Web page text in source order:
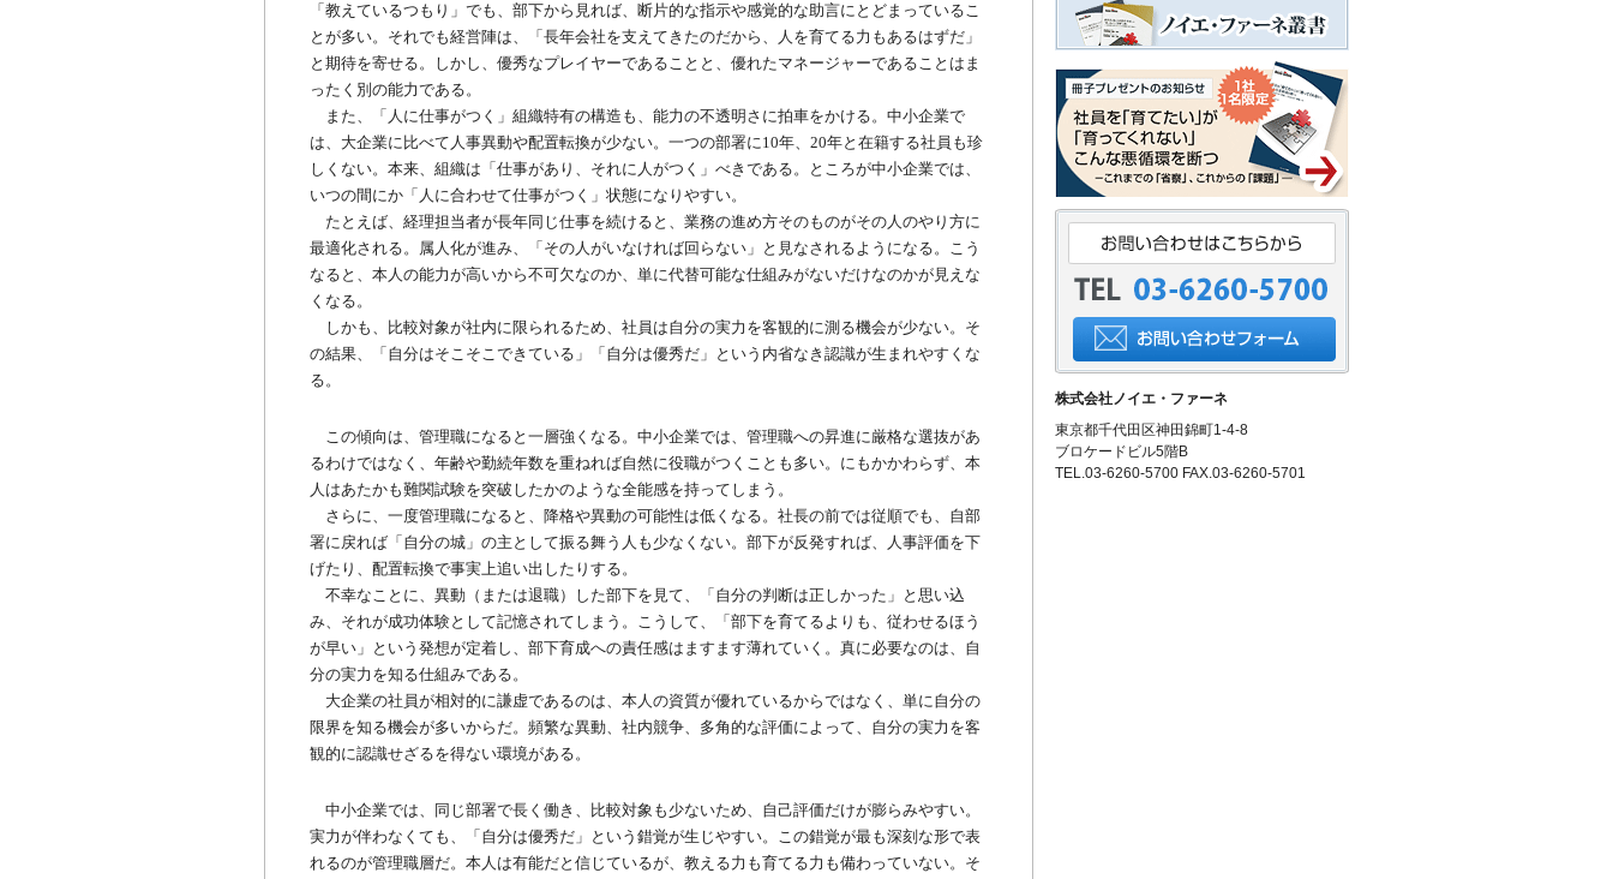
株式会社ノイエ・ファーネ
東京都千代田区神田錦町1-4-8
ブロケードビル5階B
TEL.03-6260-5700 FAX.03-6260-5701
「教えているつもり」でも、部下から見れば、断片的な指示や感覚的な助言にとどまっているこ
とが多い。それでも経営陣は、「長年会社を支えてきたのだから、人を育てる力もあるはずだ」
と期待を寄せる。しかし、優秀なプレイヤーであることと、優れたマネージャーであることはま
ったく別の能力である。
また、「人に仕事がつく」組織特有の構造も、能力の不透明さに拍車をかける。中小企業で
は、大企業に比べて人事異動や配置転換が少ない。一つの部署に10年、20年と在籍する社員も珍
しくない。本来、組織は「仕事があり、それに人がつく」べきである。ところが中小企業では、
いつの間にか「人に合わせて仕事がつく」状態になりやすい。
たとえば、経理担当者が長年同じ仕事を続けると、業務の進め方そのものがその人のやり方に
最適化される。属人化が進み、「その人がいなければ回らない」と見なされるようになる。こう
なると、本人の能力が高いから不可欠なのか、単に代替可能な仕組みがないだけなのかが見えな
くなる。
しかも、比較対象が社内に限られるため、社員は自分の実力を客観的に測る機会が少ない。そ
の結果、「自分はそこそこできている」「自分は優秀だ」という内省なき認識が生まれやすくな
る。
この傾向は、管理職になると一層強くなる。中小企業では、管理職への昇進に厳格な選抜があ
るわけではなく、年齢や勤続年数を重ねれば自然に役職がつくことも多い。にもかかわらず、本
人はあたかも難関試験を突破したかのような全能感を持ってしまう。
さらに、一度管理職になると、降格や異動の可能性は低くなる。社長の前では従順でも、自部
署に戻れば「自分の城」の主として振る舞う人も少なくない。部下が反発すれば、人事評価を下
げたり、配置転換で事実上追い出したりする。
不幸なことに、異動（または退職）した部下を見て、「自分の判断は正しかった」と思い込
み、それが成功体験として記憶されてしまう。こうして、「部下を育てるよりも、従わせるほう
が早い」という発想が定着し、部下育成への責任感はますます薄れていく。真に必要なのは、自
分の実力を知る仕組みである。
大企業の社員が相対的に謙虚であるのは、本人の資質が優れているからではなく、単に自分の
限界を知る機会が多いからだ。頻繁な異動、社内競争、多角的な評価によって、自分の実力を客
観的に認識せざるを得ない環境がある。
中小企業では、同じ部署で長く働き、比較対象も少ないため、自己評価だけが膨らみやすい。
実力が伴わなくても、「自分は優秀だ」という錯覚が生じやすい。この錯覚が最も深刻な形で表
れるのが管理職層だ。本人は有能だと信じているが、教える力も育てる力も備わっていない。そ